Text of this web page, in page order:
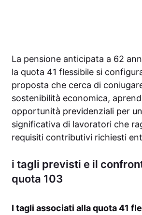
La pensione anticipata a 62
la quota 41 flessibile si
proposta che cerca di
sostenibilità economica,
opportunità previdenziali per
significativa di lavoratori che
requisiti contributivi richiesti
i tagli previsti e il
quota 103
I tagli associati alla quota 41